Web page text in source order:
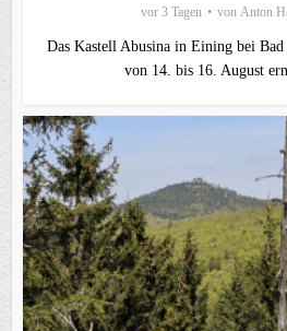
vor 3 Tagen von Anton
Das Kastell Abusina in Eining bei
von 14. bis 16. August